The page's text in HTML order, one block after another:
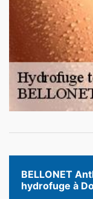
BELLONET
hydrofuge à